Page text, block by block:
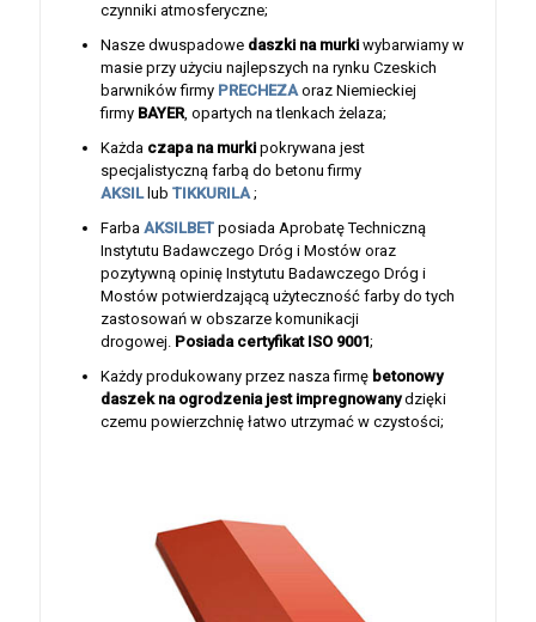
czynniki atmosferyczne;
Nasze dwuspadowe daszki na murki wybarwiamy w
masie przy użyciu najlepszych na rynku Czeskich
barwników firmy PRECHEZA oraz Niemieckiej
firmy BAYER, opartych na tlenkach żelaza;
Każda czapa na murki pokrywana jest
specjalistyczną farbą do betonu firmy
AKSIL lub TIKKURILA;
Farba AKSILBET posiada Aprobatę Techniczną
Instytutu Badawczego Dróg i Mostów oraz
pozytywną opinię Instytutu Badawczego Dróg i
Mostów potwierdzającą użyteczność farby do tych
zastosowań w obszarze komunikacji
drogowej. Posiada certyfikat ISO 9001;
Każdy produkowany przez nasza firmę betonowy
daszek na ogrodzenia jest impregnowanydzięki
czemu powierzchnię łatwo utrzymać w czystości;